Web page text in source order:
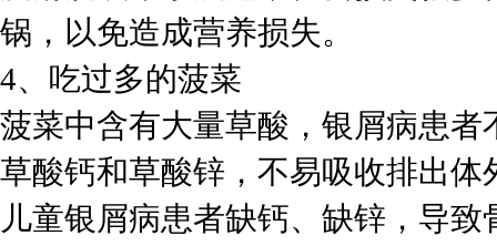
锅，以免造成营养损失。
4、吃过多的菠菜
菠菜中含有大量草酸，银屑病患
草酸钙和草酸锌，不易吸收排出
儿童银屑病患者缺钙、缺锌，导